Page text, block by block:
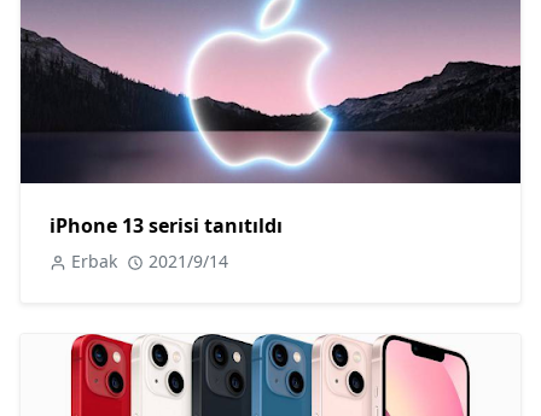
iPhone 13 serisi tanıtıldı
Erbak 2021/9/14